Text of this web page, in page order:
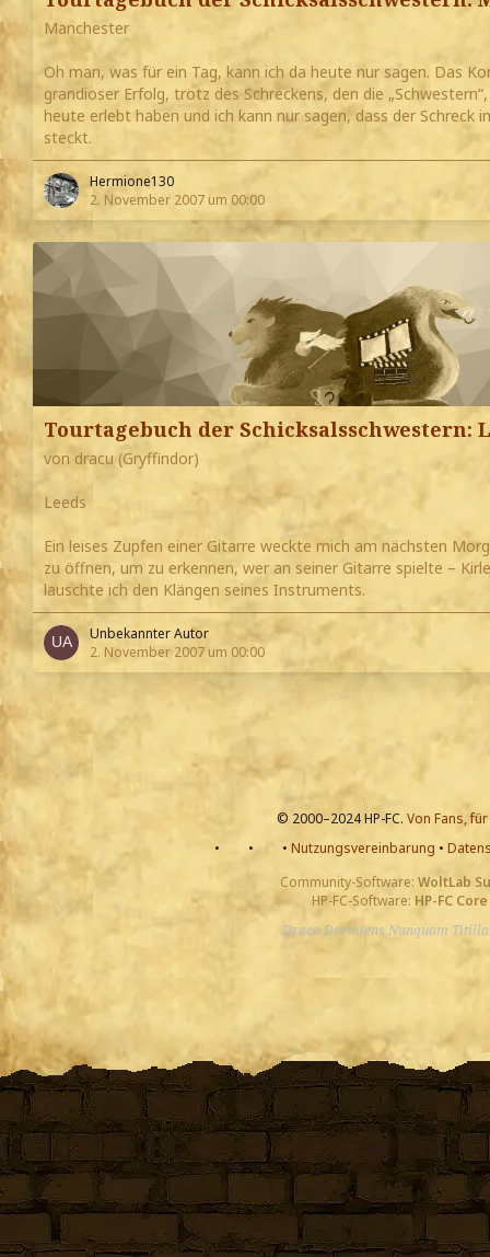
Manchester
Oh man, was für ein Tag, kann ich da heute nur sagen. Das
grandioser Erfolg, trotz des Schreckens, den die
heute erlebt haben und ich kann nur sagen, dass der Schreck
steckt.
Hermione130
2. November 2007 um 00:00
Tourtagebuch der Schicksalsschwestern:
von dracu (Gryffindor)
Leeds
Ein leises Zupfen einer Gitarre weckte mich am nächsten
zu öffnen, um zu erkennen, wer an seiner Gitarre spielte –
lauschte ich den Klängen seines Instruments.
Unbekannter Autor
2. November 2007 um 00:00
© 2000–2024 HP-FC. Von Fans,
•
• • Nutzungsvereinbarung •
Community-Software: WoltLab
HP-FC-Software: HP-FC Core
Draco Dormiens Nunquam